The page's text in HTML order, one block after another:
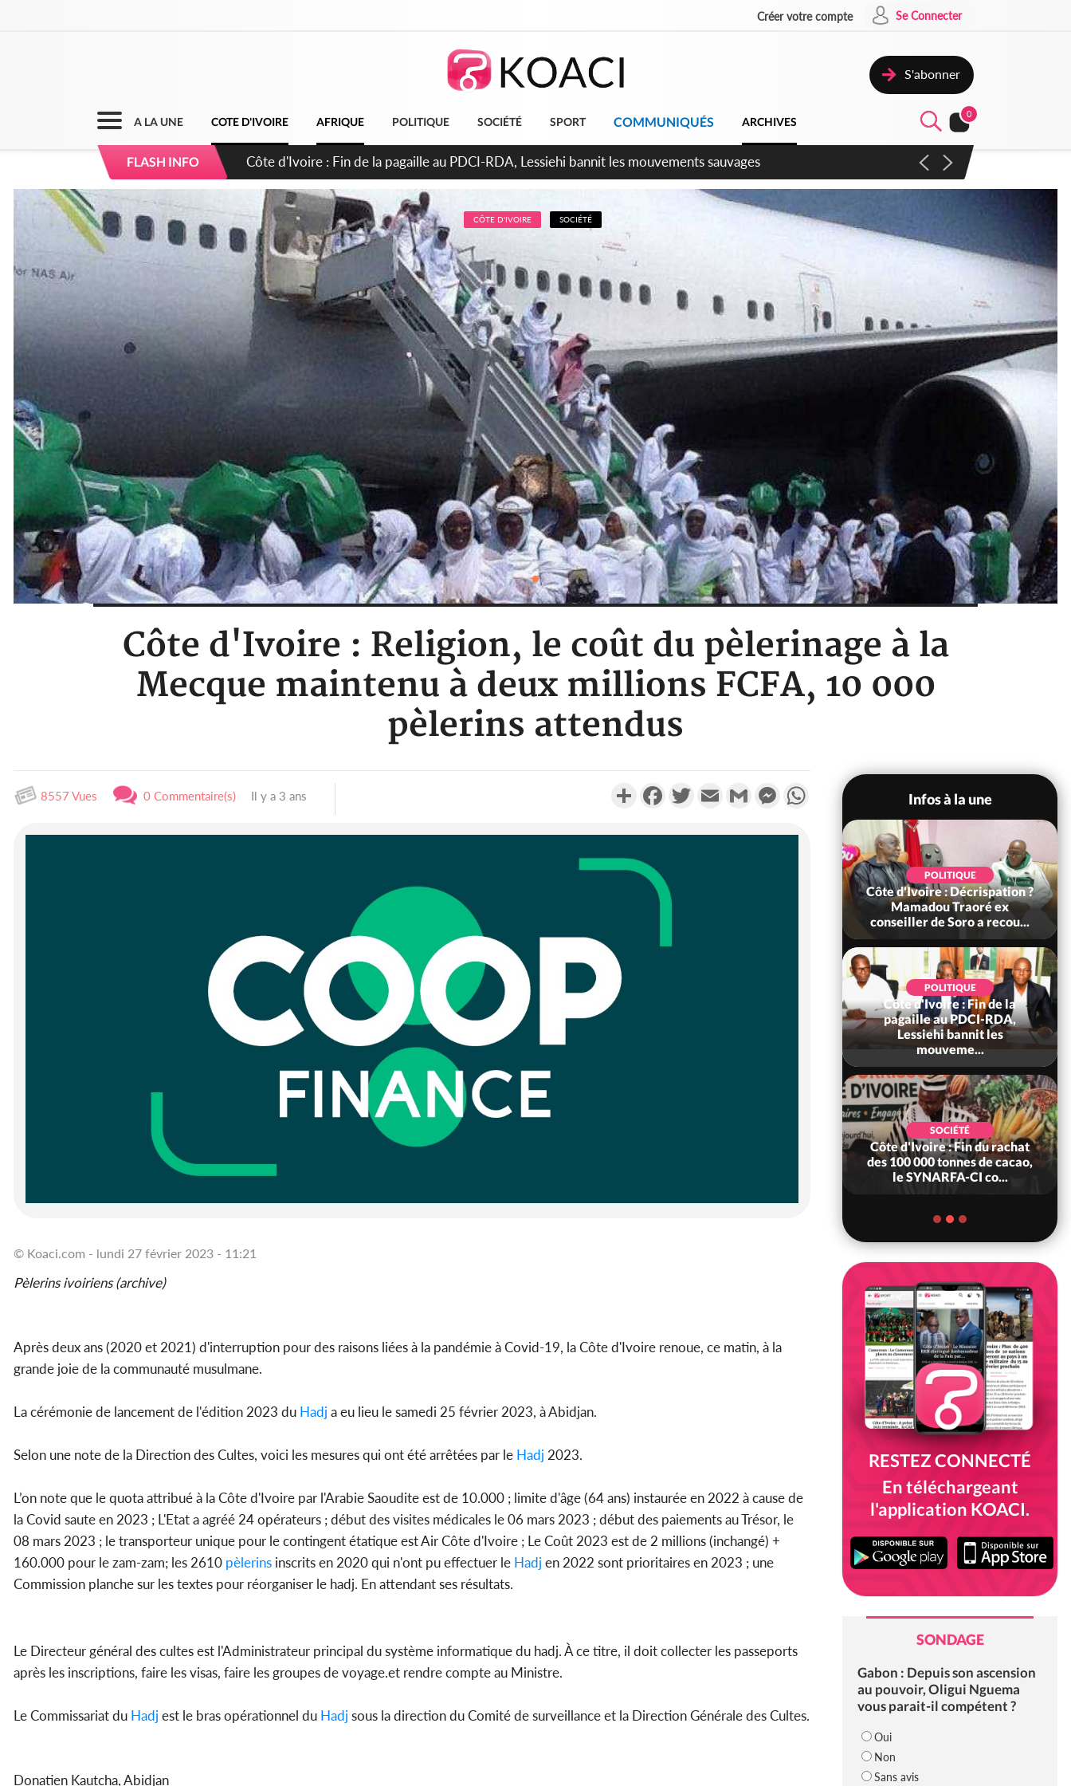
Créer votre compte Se Connecter
S'abonner
A LA UNE COTE D'IVOIRE AFRIQUE POLITIQUE SOCIÉTÉ SPORT COMMUNIQUÉS ARCHIVES
0
FLASH INFO Côte d'Ivoire : Ouattara promet des sanctions contre les déguerpissements illégaux
CÔTE D'IVOIRE SOCIÉTÉ
Côte d'Ivoire : Religion, le coût du pèlerinage à la
Mecque maintenu à deux millions FCFA, 10 000
pèlerins attendus
8557 Vues 0 Commentaire(s) Il y a 3 ans PartagerFacebookTwitterEmail Gmail MessengerWhatsApp
© Koaci.com - lundi 27 février 2023 - 11:21
Pèlerins ivoiriens (archive)
Après deux ans (2020 et 2021) d'interruption pour des raisons liées à la pandémie à Covid-19, la Côte d'Ivoire renoue, ce matin, à la
grande joie de la communauté musulmane.
La cérémonie de lancement de l'édition 2023 du Hadj a eu lieu le samedi 25 février 2023, à Abidjan.
Selon une note de la Direction des Cultes, voici les mesures qui ont été arrêtées par le Hadj 2023.
L’on note que le quota attribué à la Côte d'Ivoire par l'Arabie Saoudite est de 10.000 ; limite d'âge (64 ans) instaurée en 2022 à cause de
la Covid saute en 2023 ; L'Etat a agréé 24 opérateurs ; début des visites médicales le 06 mars 2023 ; début des paiements au Trésor, le
08 mars 2023 ; le transporteur unique pour le contingent étatique est Air Côte d'Ivoire ; Le Coût 2023 est de 2 millions (inchangé) +
160.000 pour le zam-zam; les 2610 pèlerins inscrits en 2020 qui n'ont pu effectuer le Hadj en 2022 sont prioritaires en 2023 ; une
Commission planche sur les textes pour réorganiser le hadj. En attendant ses résultats.
Le Directeur général des cultes est l'Administrateur principal du système informatique du hadj. À ce titre, il doit collecter les passeports
après les inscriptions, faire les visas, faire les groupes de voyage.et rendre compte au Ministre.
Le Commissariat du Hadj est le bras opérationnel du Hadj sous la direction du Comité de surveillance et la Direction Générale des Cultes.
Donatien Kautcha, Abidjan
Infos à la une
Côte d'Ivoire : Ouattara
promet des sanctions contre
POLITIQUE
Côte d'Ivoire : Décrispation ?
Mamadou Traoré ex
conseiller de Soro a recou...
POLITIQUE
Côte d'Ivoire : Fin de la
pagaille au PDCI-RDA,
Lessiehi bannit les
mouveme...
SOCIÉTÉ
Côte d'Ivoire : Fin du rachat
des 100 000 tonnes de cacao,
le SYNARFA-CI co...
RESTEZ CONNECTÉ
En téléchargeant
l'application KOACI.
SONDAGE
Gabon : Depuis son ascension
au pouvoir, Oligui Nguema
vous parait-il compétent ?
Oui
Non
Sans avis